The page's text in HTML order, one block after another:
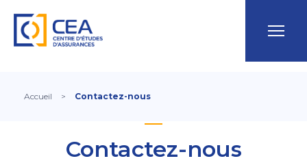
Accueil > Contactez-nous
Contactez-nous